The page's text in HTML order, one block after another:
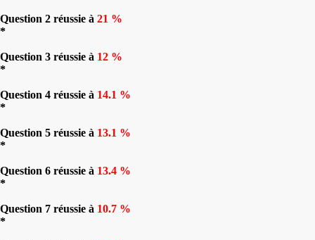
Question 2 réussie à 21 %
*
Question 3 réussie à 12 %
*
Question 4 réussie à 14.1 %
*
Question 5 réussie à 13.1 %
*
Question 6 réussie à 13.4 %
*
Question 7 réussie à 10.7 %
*